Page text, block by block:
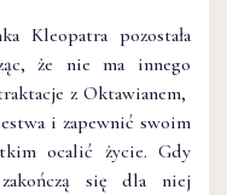
Kleopatra pozostała
że nie ma innego
z Oktawianem,
i zapewnić swoim
ocalić życie. Gdy
się dla niej